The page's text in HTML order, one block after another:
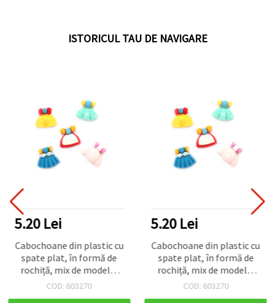
ISTORICUL TAU DE NAVIGARE
5.20 Lei
Cabochoane din plastic cu
spate plat, în formă de
rochiță, mix de modele,
1,6 cm, 10 buc., pentru
COD: 603270
5.20 Lei
Cabochoane din plastic cu
spate plat, în formă de
rochiță, mix de modele,
1,6 cm, 10 buc., pentru
COD: 603270